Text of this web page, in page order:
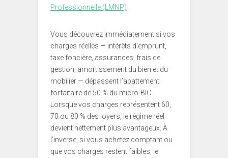
Professionnelle (LMNP)
Vous découvrez immédiatement si vos
charges réelles — intérêts d’emprunt,
taxe foncière, assurances, frais de
gestion, amortissement du bien et du
mobilier — dépassent l’abattement
forfaitaire de 50 % du micro-BIC.
Lorsque vos charges représentent 60,
70 ou 80 % des loyers, le régime réel
devient nettement plus avantageux. À
l’inverse, si vous achetez comptant ou
que vos charges restent faibles, le